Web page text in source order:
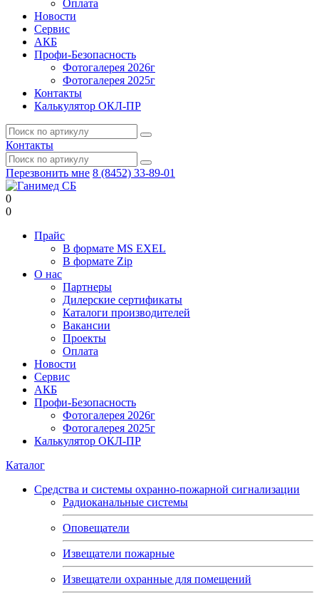
Оплата
Новости
Сервис
АКБ
Профи-Безопасность
Фотогалерея 2026г
Фотогалерея 2025г
Контакты
Калькулятор ОКЛ-ПР
Контакты
Перезвонить мне 8 (8452) 33-89-01
0
0
Прайс
В формате MS EXEL
В формате Zip
О нас
Партнеры
Дилерские сертификаты
Каталоги производителей
Вакансии
Проекты
Оплата
Новости
Сервис
АКБ
Профи-Безопасность
Фотогалерея 2026г
Фотогалерея 2025г
Калькулятор ОКЛ-ПР
Каталог
Средства и системы охранно-пожарной сигнализации
Радиоканальные системы
Оповещатели
Извещатели пожарные
Извещатели охранные для помещений